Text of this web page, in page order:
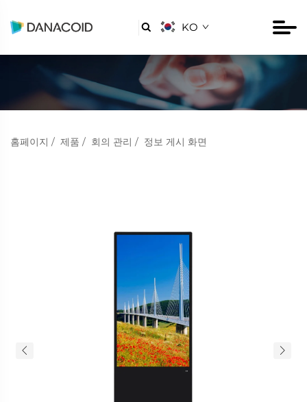
 KO
홈페이지 / 제품 / 회의 관리 / 정보 게시 화면